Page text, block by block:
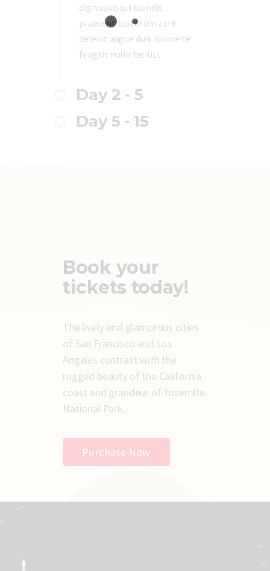
dignissim qui blandit
praesent luptatum zzril
delenit augue duis dolore te
feugait nulla facilisi.
Day 2 - 5
Day 5 - 15
Book your
tickets today!
The lively and glamorous cities
of San Francisco and Los
Angeles contrast with the
rugged beauty of the California
coast and grandeur of Yosemite
National Park.
Purchase Now